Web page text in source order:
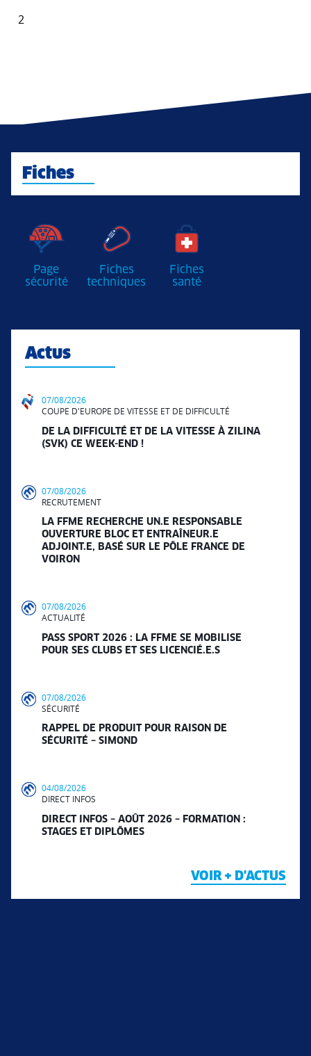
2
Fiches
Page
sécurité
Fiches
techniques
Fiches
santé
Actus
07/08/2026
COUPE D'EUROPE DE VITESSE ET DE DIFFICULTÉ
DE LA DIFFICULTÉ ET DE LA VITESSE À ZILINA
(SVK) CE WEEK-END !
07/08/2026
RECRUTEMENT
LA FFME RECHERCHE UN.E RESPONSABLE
OUVERTURE BLOC ET ENTRAÎNEUR.E
ADJOINT.E, BASÉ SUR LE PÔLE FRANCE DE
VOIRON
07/08/2026
ACTUALITÉ
PASS SPORT 2026 : LA FFME SE MOBILISE
POUR SES CLUBS ET SES LICENCIÉ.E.S
07/08/2026
SÉCURITÉ
RAPPEL DE PRODUIT POUR RAISON DE
SÉCURITÉ – SIMOND
04/08/2026
DIRECT INFOS
DIRECT INFOS – AOÛT 2026 – FORMATION :
STAGES ET DIPLÔMES
VOIR + D'ACTUS